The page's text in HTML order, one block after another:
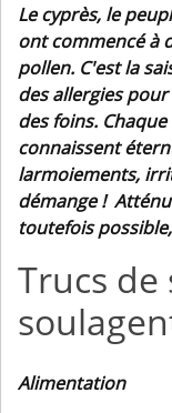
Le cyprès, le
ont commencé à
pollen. C'est la
des allergies
des foins.
connaissent
larmoiements,
démange !
toutefois
Trucs de
Alimentation